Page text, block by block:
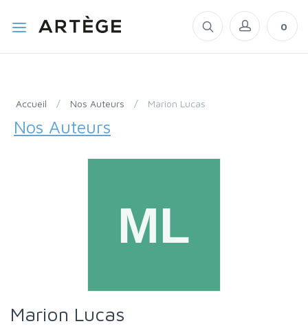
0
Accueil / Nos Auteurs / Marion Lucas
Nos Auteurs
Marion Lucas